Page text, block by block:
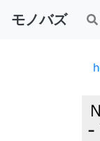
モノバズ
-